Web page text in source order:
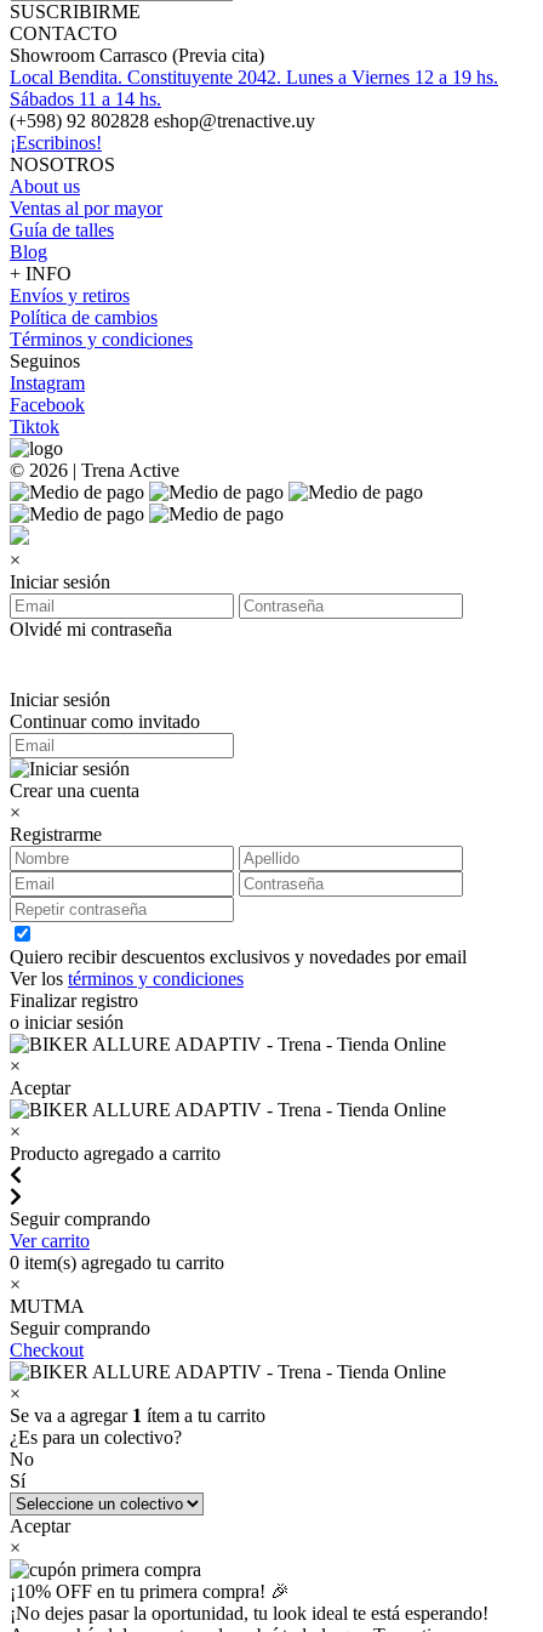
SUSCRIBIRME
CONTACTO
Showroom Carrasco (Previa cita)
Local Bendita. Constituyente 2042. Lunes a Viernes 12 a 19 hs.
Sábados 11 a 14 hs.
(+598) 92 802828 eshop@trenactive.uy
¡Escribinos!
NOSOTROS
About us
Ventas al por mayor
Guía de talles
Blog
+ INFO
Envíos y retiros
Política de cambios
Términos y condiciones
Seguinos
Instagram
Facebook
Tiktok
© 2026 | Trena Active
×
Iniciar sesión
Olvidé mi contraseña
Iniciar sesión
Continuar como invitado
Crear una cuenta
×
Registrarme
Quiero recibir descuentos exclusivos y novedades por email
Ver los términos y condiciones
Finalizar registro
o iniciar sesión
×
Aceptar
×
Producto agregado a carrito
Seguir comprando
Ver carrito
0 item(s) agregado tu carrito
×
MUTMA
Seguir comprando
Checkout
×
Se va a agregar 1 ítem a tu carrito
¿Es para un colectivo?
No
Sí
Aceptar
×
¡10% OFF en tu primera compra! 🎉
¡No dejes pasar la oportunidad, tu look ideal te está esperando!